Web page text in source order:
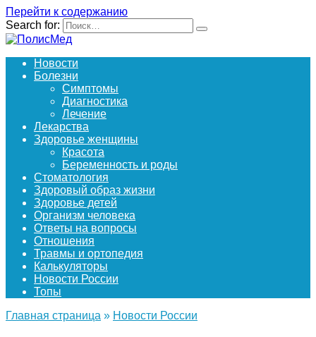
Перейти к содержанию
Search for:
Новости
Болезни
Симптомы
Диагностика
Лечение
Лекарства
Здоровье женщины
Красота
Беременность и роды
Стоматология
Здоровый образ жизни
Здоровье детей
Организм человека
Ответы на вопросы
Отношения
Травмы и ортопедия
Калькуляторы
Новости России
Топы
Главная страница » Новости России